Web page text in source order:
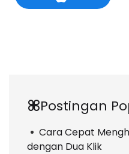
Postingan
Cara Cepat
dengan Dua Klik